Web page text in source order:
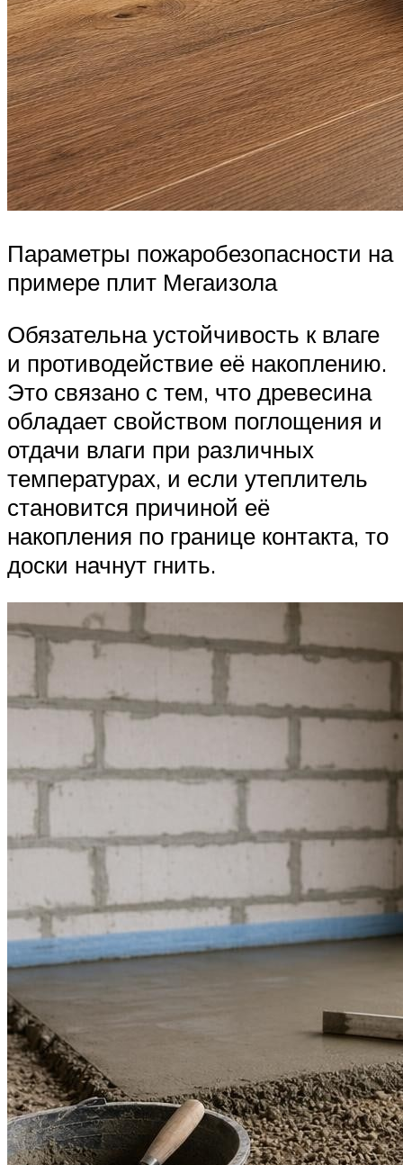
Параметры пожаробезопасности на
примере плит Мегаизола
Обязательна устойчивость к влаге
и противодействие её накоплению.
Это связано с тем, что древесина
обладает свойством поглощения и
отдачи влаги при различных
температурах, и если утеплитель
становится причиной её
накопления по границе контакта, то
доски начнут гнить.